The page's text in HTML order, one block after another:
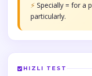
⚡ Specially = for a
particularly.
HIZLI TEST